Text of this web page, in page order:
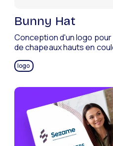
Bunny Hat
Conception d'un logo pour
de chapeaux hauts en
logo